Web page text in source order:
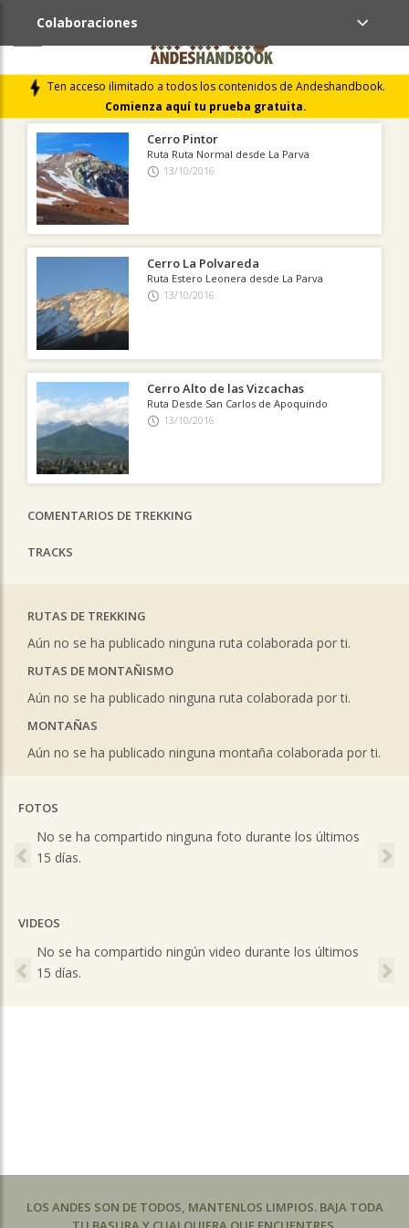
Ten acceso ilimitado a todos los contenidos de Andeshandbook.
Comienza aquí tu prueba gratuita.
Colaboraciones
ÚLTIMAS COLABORACIONES PUBLICADAS
LIBROS DE CUMBRES
Cerro Pintor
Ruta Ruta Normal desde La Parva
13/10/2016
Cerro La Polvareda
Ruta Estero Leonera desde La Parva
13/10/2016
Cerro Alto de las Vizcachas
Ruta Desde San Carlos de Apoquindo
13/10/2016
COMENTARIOS DE TREKKING
TRACKS
RUTAS DE TREKKING
Aún no se ha publicado ninguna ruta colaborada por ti.
RUTAS DE MONTAÑISMO
Aún no se ha publicado ninguna ruta colaborada por ti.
MONTAÑAS
Aún no se ha publicado ninguna montaña colaborada por ti.
FOTOS
No se ha compartido ninguna foto durante los últimos
15 días.
Previous
VIDEOS
No se ha compartido ningún video durante los últimos
15 días.
Previous
LOS ANDES SON DE TODOS, MANTENLOS LIMPIOS. BAJA TODA